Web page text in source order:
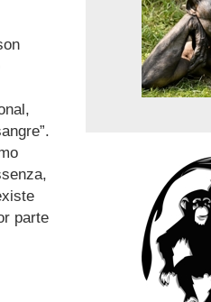
parte